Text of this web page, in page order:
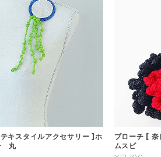
キスタイルアクセサリー ]ホ
丸
ブローチ [ 奈
ムスビ